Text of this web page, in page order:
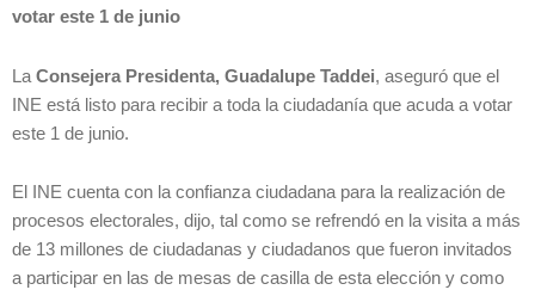
votar este 1 de junio
La Consejera Presidenta, Guadalupe Taddei, aseguró que el
INE está listo para recibir a toda la ciudadanía que acuda a votar
este 1 de junio.
El INE cuenta con la confianza ciudadana para la realización de
procesos electorales, dijo, tal como se refrendó en la visita a más
de 13 millones de ciudadanas y ciudadanos que fueron invitados
a participar en las de mesas de casilla de esta elección y como